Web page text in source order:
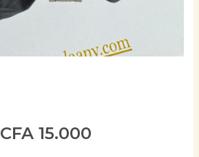
CFA15.000